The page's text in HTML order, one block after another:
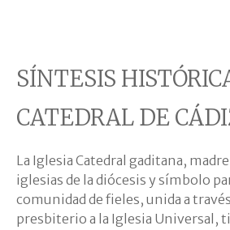
SÍNTESIS
CATEDRAL DE
La Iglesia Catedral gaditana,
iglesias de la diócesis y símbolo
comunidad de fieles, unida a
presbiterio a la Iglesia Universal,